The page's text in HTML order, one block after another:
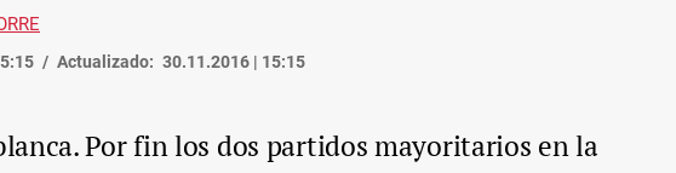
Actualizado: 30.11.2016 | 15:15
Por fin los dos partidos mayoritarios en la